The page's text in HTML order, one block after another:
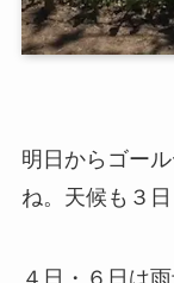
明日からゴー
ね。天候も３
４日・６日は